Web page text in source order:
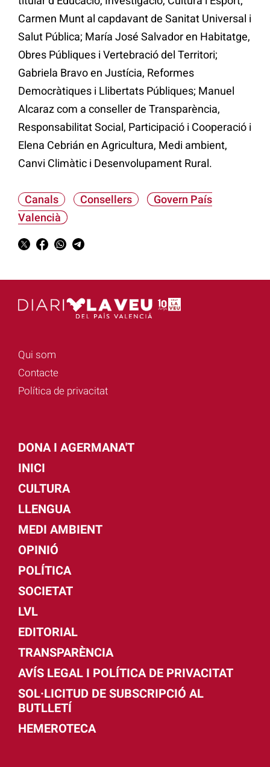
Carmen Munt al capdavant de Sanitat Universal i
Salut Pública; María José Salvador en Habitatge,
Obres Públiques i Vertebració del Territori;
Gabriela Bravo en Justícia, Reformes
Democràtiques i Llibertats Públiques; Manuel
Alcaraz com a conseller de Transparència,
Responsabilitat Social, Participació i Cooperació i
Elena Cebrián en Agricultura, Medi ambient,
Canvi Climàtic i Desenvolupament Rural.
Canals Consellers
Govern País
Valencià
Qui som
Contacte
Política de privacitat
DONA I AGERMANA'T
INICI
CULTURA
LLENGUA
MEDI AMBIENT
OPINIÓ
POLÍTICA
SOCIETAT
LVL
EDITORIAL
TRANSPARÈNCIA
AVÍS LEGAL I POLÍTICA DE PRIVACITAT
SOL·LICITUD DE SUBSCRIPCIÓ AL
BUTLLETÍ
HEMEROTECA